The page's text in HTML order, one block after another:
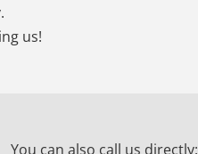
us!
You can also call us directly: